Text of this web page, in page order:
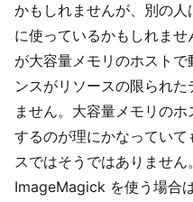
かもしれませんが、別の
に使っているかもしれま
が大容量メモリのホスト
ンスがリソースの限られ
ません。大容量メモリの
するのが理にかなってい
スではそうではありませ
ImageMagick を使う場合